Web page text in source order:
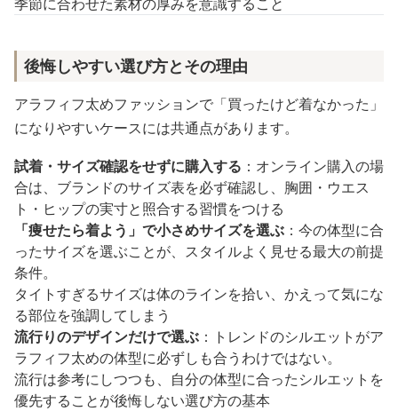
後悔しやすい選び方とその理由
アラフィフ太めファッションで「買ったけど着なかった」
になりやすいケースには共通点があります。
試着・サイズ確認をせずに購入する ：オンライン購入の場
合は、ブランドのサイズ表を必ず確認し、胸囲・ウエス
ト・ヒップの実寸と照合する習慣をつける
「痩せたら着よう」で小さめサイズを選ぶ ：今の体型に合
ったサイズを選ぶことが、スタイルよく見せる最大の前提
条件。
タイトすぎるサイズは体のラインを拾い、かえって気にな
る部位を強調してしまう
流行りのデザインだけで選ぶ ：トレンドのシルエットがア
ラフィフ太めの体型に必ずしも合うわけではない。
流行は参考にしつつも、自分の体型に合ったシルエットを
優先することが後悔しない選び方の基本